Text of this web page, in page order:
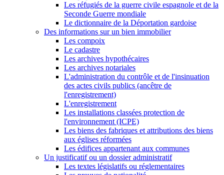
Les réfugiés de la guerre civile espagnole et de la
Seconde Guerre mondiale
Le dictionnaire de la Déportation gardoise
Des informations sur un bien immobilier
Les compoix
Le cadastre
Les archives hypothécaires
Les archives notariales
L'administration du contrôle et de l'insinuation
des actes civils publics (ancêtre de
l'enregistrement)
L'enregistrement
Les installations classées protection de
l'environnement (ICPE)
Les biens des fabriques et attributions des biens
aux églises réformées
Les édifices appartenant aux communes
Un justificatif ou un dossier administratif
Les textes législatifs ou réglementaires